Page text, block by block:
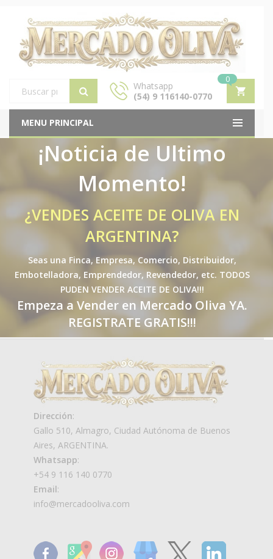
Products
search
Whatsapp
(54) 9 116140-0770
0
MENU PRINCIPAL
¡Noticia de Ultimo
Momento!
¿VENDES ACEITE DE OLIVA EN
ARGENTINA?
Seas una Finca, Empresa, Comercio, Distribuidor,
Embotelladora, Emprendedor, Revendedor, etc. TODOS
PUDEN VENDER ACEITE DE OLIVA!!!
Empeza a Vender en Mercado Oliva YA.
REGISTRATE GRATIS!!!
Dirección:
Gallo 510, Almagro, Ciudad Autónoma de Buenos
Aires, ARGENTINA.
Whatsapp:
+54 9 116 140 0770
Email:
info@mercadooliva.com